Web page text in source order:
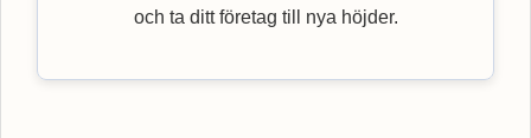
och ta ditt företag till nya höjder.